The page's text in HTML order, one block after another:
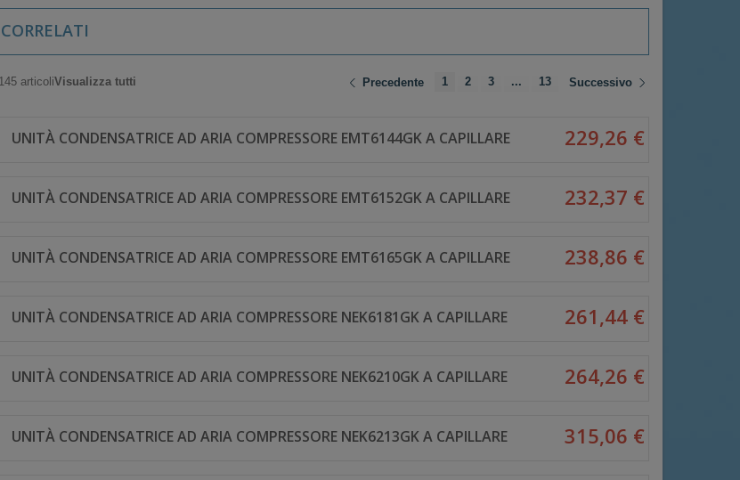
Precedente 1 2 3 ... 13 Successivo
articoliVisualizza tutti
UNITÀ CONDENSATRICE AD ARIA COMPRESSORE EMT6144GK A CAPILLARE 229,26 €
UNITÀ CONDENSATRICE AD ARIA COMPRESSORE EMT6152GK A CAPILLARE 232,37 €
UNITÀ CONDENSATRICE AD ARIA COMPRESSORE EMT6165GK A CAPILLARE 238,86 €
UNITÀ CONDENSATRICE AD ARIA COMPRESSORE NEK6181GK A CAPILLARE 261,44 €
UNITÀ CONDENSATRICE AD ARIA COMPRESSORE NEK6210GK A CAPILLARE 264,26 €
UNITÀ CONDENSATRICE AD ARIA COMPRESSORE NEK6213GK A CAPILLARE 315,06 €